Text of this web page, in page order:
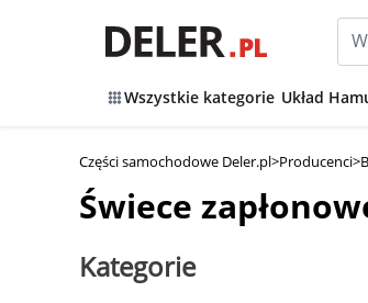
Wszystkie kategorie Układ
Części samochodowe Deler.pl>Producenci>
Świece
Kategorie